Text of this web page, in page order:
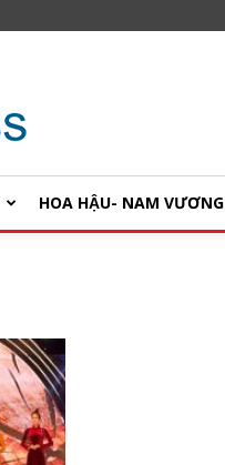
HOA HẬU- NAM VƯƠNG